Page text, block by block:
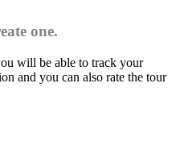
one.
will be able to track your
and you can also rate the tour